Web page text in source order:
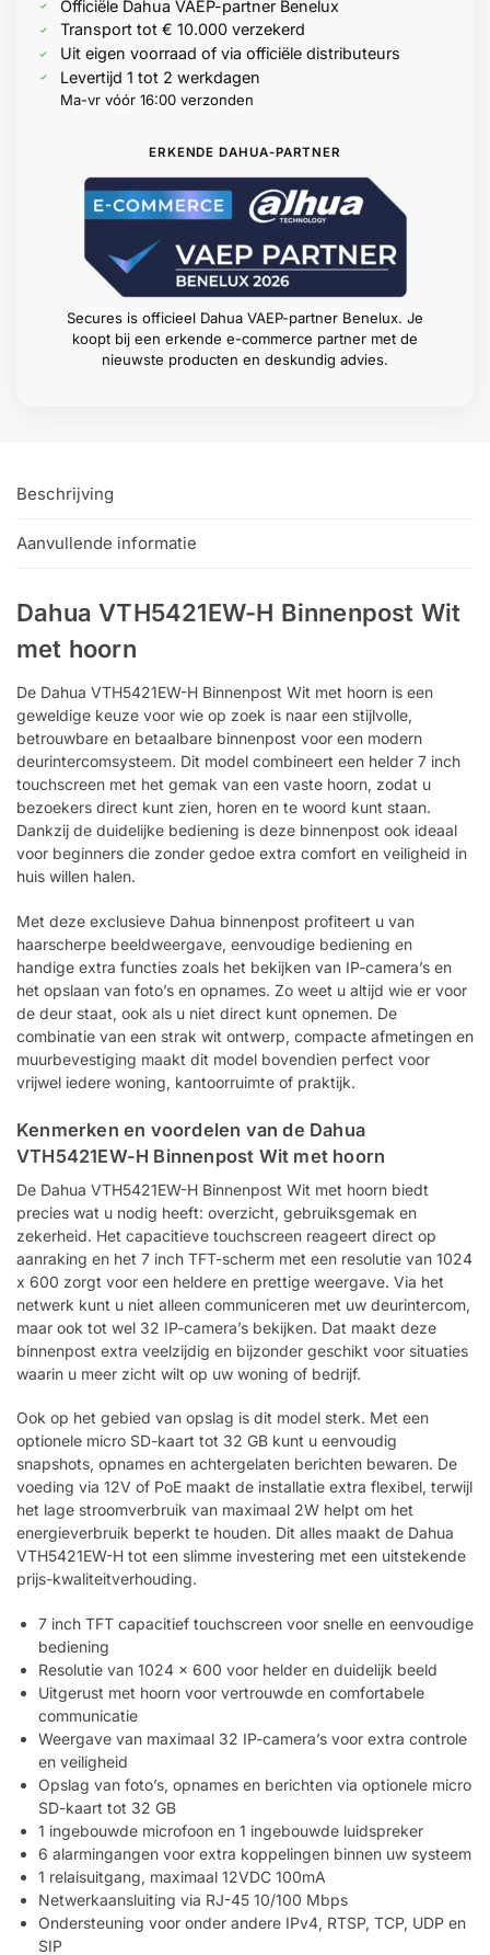
Officiële Dahua VAEP-partner Benelux
Transport tot € 10.000 verzekerd
Uit eigen voorraad of via officiële distributeurs
Levertijd 1 tot 2 werkdagen
Ma-vr vóór 16:00 verzonden
ERKENDE DAHUA-PARTNER
Secures is officieel Dahua VAEP-partner Benelux. Je
koopt bij een erkende e-commerce partner met de
nieuwste producten en deskundig advies.
Beschrijving
Aanvullende informatie
Dahua VTH5421EW-H Binnenpost Wit
met hoorn
De Dahua VTH5421EW-H Binnenpost Wit met hoorn is een
geweldige keuze voor wie op zoek is naar een stijlvolle,
betrouwbare en betaalbare binnenpost voor een modern
deurintercomsysteem. Dit model combineert een helder 7 inch
touchscreen met het gemak van een vaste hoorn, zodat u
bezoekers direct kunt zien, horen en te woord kunt staan.
Dankzij de duidelijke bediening is deze binnenpost ook ideaal
voor beginners die zonder gedoe extra comfort en veiligheid in
huis willen halen.
Met deze exclusieve Dahua binnenpost profiteert u van
haarscherpe beeldweergave, eenvoudige bediening en
handige extra functies zoals het bekijken van IP-camera’s en
het opslaan van foto’s en opnames. Zo weet u altijd wie er voor
de deur staat, ook als u niet direct kunt opnemen. De
combinatie van een strak wit ontwerp, compacte afmetingen en
muurbevestiging maakt dit model bovendien perfect voor
vrijwel iedere woning, kantoorruimte of praktijk.
Kenmerken en voordelen van de Dahua
VTH5421EW-H Binnenpost Wit met hoorn
De Dahua VTH5421EW-H Binnenpost Wit met hoorn biedt
precies wat u nodig heeft: overzicht, gebruiksgemak en
zekerheid. Het capacitieve touchscreen reageert direct op
aanraking en het 7 inch TFT-scherm met een resolutie van 1024
x 600 zorgt voor een heldere en prettige weergave. Via het
netwerk kunt u niet alleen communiceren met uw deurintercom,
maar ook tot wel 32 IP-camera’s bekijken. Dat maakt deze
binnenpost extra veelzijdig en bijzonder geschikt voor situaties
waarin u meer zicht wilt op uw woning of bedrijf.
Ook op het gebied van opslag is dit model sterk. Met een
optionele micro SD-kaart tot 32 GB kunt u eenvoudig
snapshots, opnames en achtergelaten berichten bewaren. De
voeding via 12V of PoE maakt de installatie extra flexibel, terwijl
het lage stroomverbruik van maximaal 2W helpt om het
energieverbruik beperkt te houden. Dit alles maakt de Dahua
VTH5421EW-H tot een slimme investering met een uitstekende
prijs-kwaliteitverhouding.
7 inch TFT capacitief touchscreen voor snelle en eenvoudige
bediening
Resolutie van 1024 x 600 voor helder en duidelijk beeld
Uitgerust met hoorn voor vertrouwde en comfortabele
communicatie
Weergave van maximaal 32 IP-camera’s voor extra controle
en veiligheid
Opslag van foto’s, opnames en berichten via optionele micro
SD-kaart tot 32 GB
1 ingebouwde microfoon en 1 ingebouwde luidspreker
6 alarmingangen voor extra koppelingen binnen uw systeem
1 relaisuitgang, maximaal 12VDC 100mA
Netwerkaansluiting via RJ-45 10/100 Mbps
Ondersteuning voor onder andere IPv4, RTSP, TCP, UDP en
SIP